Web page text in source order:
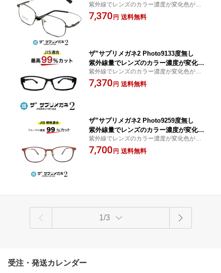
国製・OEMレンズ】【JIS規格適合メガ
ネ】アイケアTR90 ブルーライトカット
紫外線でレンズのカラー濃度が変化色が変
わるサングラス ブルーライト最高99％カッ
ト レンズ、紫外線を99%カットする超軽量
7,370円 送料無料
ザ”サプリメガネ2 Photo9133度無し
紫外線量でレンズのカラー濃度が変化
【中国製・OEMレンズ】【JIS規格適合
メガネ】アイケアTR90 ブルーライトカ
紫外線でレンズのカラー濃度が変化色が変
わるサングラス ブルーライト最高99％カッ
ト レンズ、紫外線を99%カットする超軽量
7,370円 送料無料
ザ”サプリメガネ2 Photo9259度無し
紫外線量でレンズのカラー濃度が変化
【中国製・OEMレンズ】【JIS規格適合
メガネ】アイケア ブルーライトカット
紫外線でレンズのカラー濃度が変化色が変
わるサングラス ブルーライト最高99％カッ
ト レンズ、紫外線を99%カットする超軽量
7,700円 送料無料
1/3
受注・発送カレンダー